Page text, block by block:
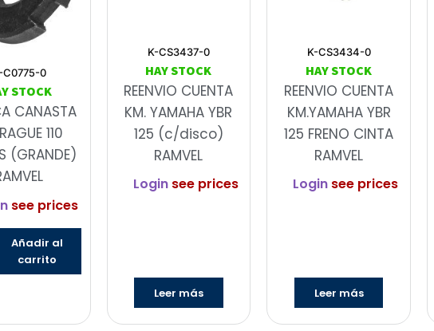
C0775-0
STOCK
CANASTA
110
(GRANDE)
see prices
Añadir al
carrito
K-CS3437-0
HAY STOCK
REENVIO CUENTA
KM. YAMAHA YBR
125 (c/disco)
RAMVEL
Loginsee prices
Leer más
K-CS3434-0
HAY STOCK
REENVIO CUENTA
KM.YAMAHA YBR
125 FRENO CINTA
RAMVEL
Login see prices
Leer más